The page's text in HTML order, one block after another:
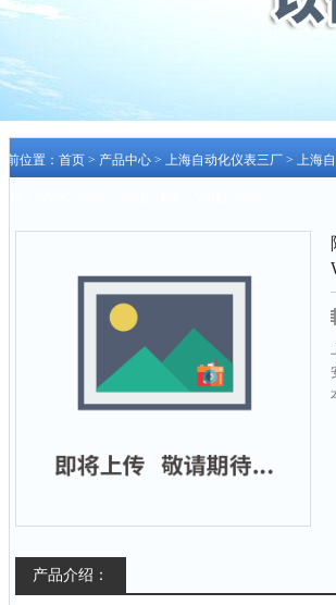
当前位置： 首页 > 产品中心 > 上海自动化仪表三厂 > 上海
产品介绍：